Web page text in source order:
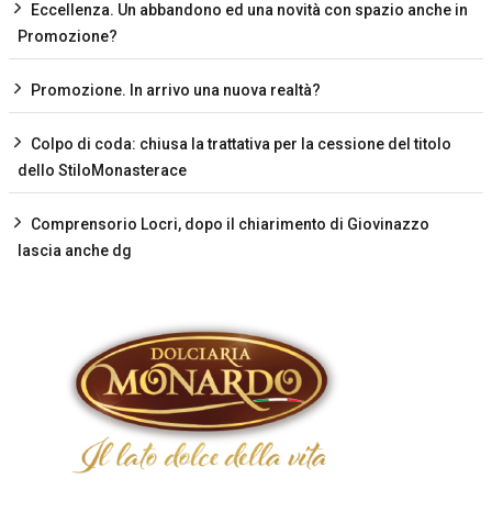
Eccellenza. Un abbandono ed una novità con spazio anche in
Promozione?
Promozione. In arrivo una nuova realtà?
Colpo di coda: chiusa la trattativa per la cessione del titolo
dello StiloMonasterace
Comprensorio Locri, dopo il chiarimento di Giovinazzo
lascia anche dg